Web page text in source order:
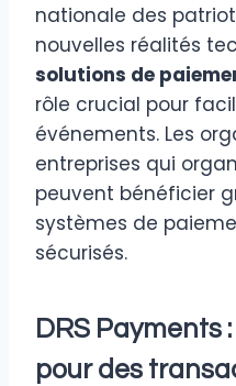
nationale des
nouvelles réalités
solutions de
rôle crucial pour
événements. Les
entreprises qui
peuvent bénéficier
systèmes de
sécurisés.
DRS Payments
pour des